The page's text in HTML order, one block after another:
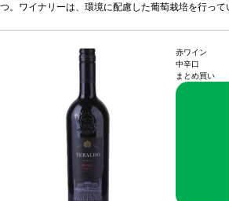
つ。ワイナリーは、環境に配慮した葡萄栽培を行って
赤ワイン
中辛口
まとめ買い